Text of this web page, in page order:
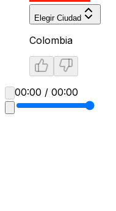
Elegir Ciudad
Colombia
00:00 / 00:00